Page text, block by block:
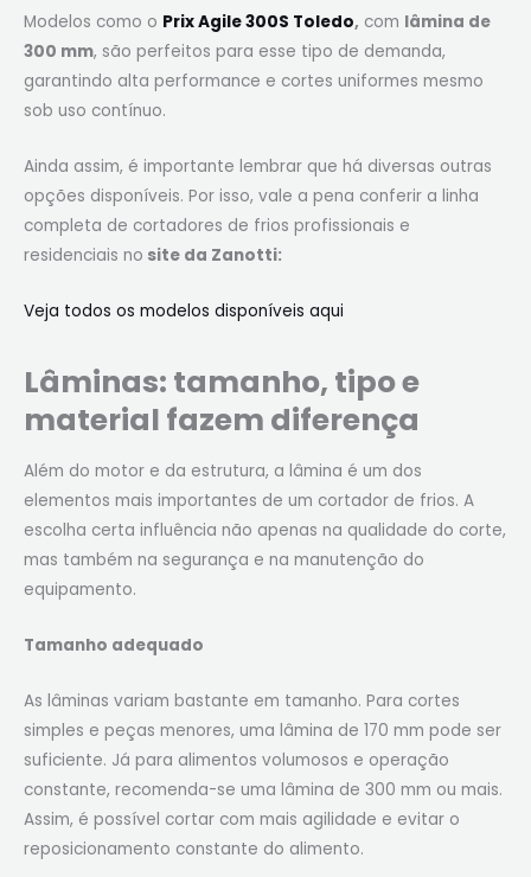
Modelos como o Prix Agile 300S Toledo, com lâmina de
300 mm, são perfeitos para esse tipo de demanda,
garantindo alta performance e cortes uniformes mesmo
sob uso contínuo.
Ainda assim, é importante lembrar que há diversas outras
opções disponíveis. Por isso, vale a pena conferir a linha
completa de cortadores de frios profissionais e
residenciais no site da Zanotti:
Veja todos os modelos disponíveis aqui
Lâminas: tamanho, tipo e
material fazem diferença
Além do motor e da estrutura, a lâmina é um dos
elementos mais importantes de um cortador de frios. A
escolha certa influência não apenas na qualidade do corte,
mas também na segurança e na manutenção do
equipamento.
Tamanho adequado
As lâminas variam bastante em tamanho. Para cortes
simples e peças menores, uma lâmina de 170 mm pode ser
suficiente. Já para alimentos volumosos e operação
constante, recomenda-se uma lâmina de 300 mm ou mais.
Assim, é possível cortar com mais agilidade e evitar o
reposicionamento constante do alimento.